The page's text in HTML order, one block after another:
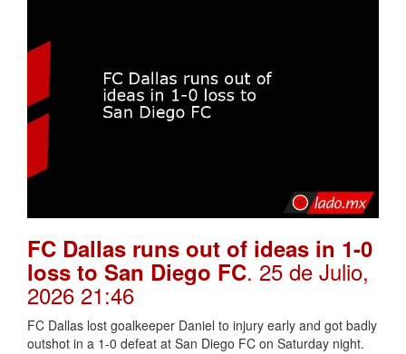
FC Dallas runs out of ideas in 1-0
loss to San Diego FC. 25 de Julio,
2026 21:46
FC Dallas lost goalkeeper Daniel to injury early and got badly
outshot in a 1-0 defeat at San Diego FC on Saturday night.